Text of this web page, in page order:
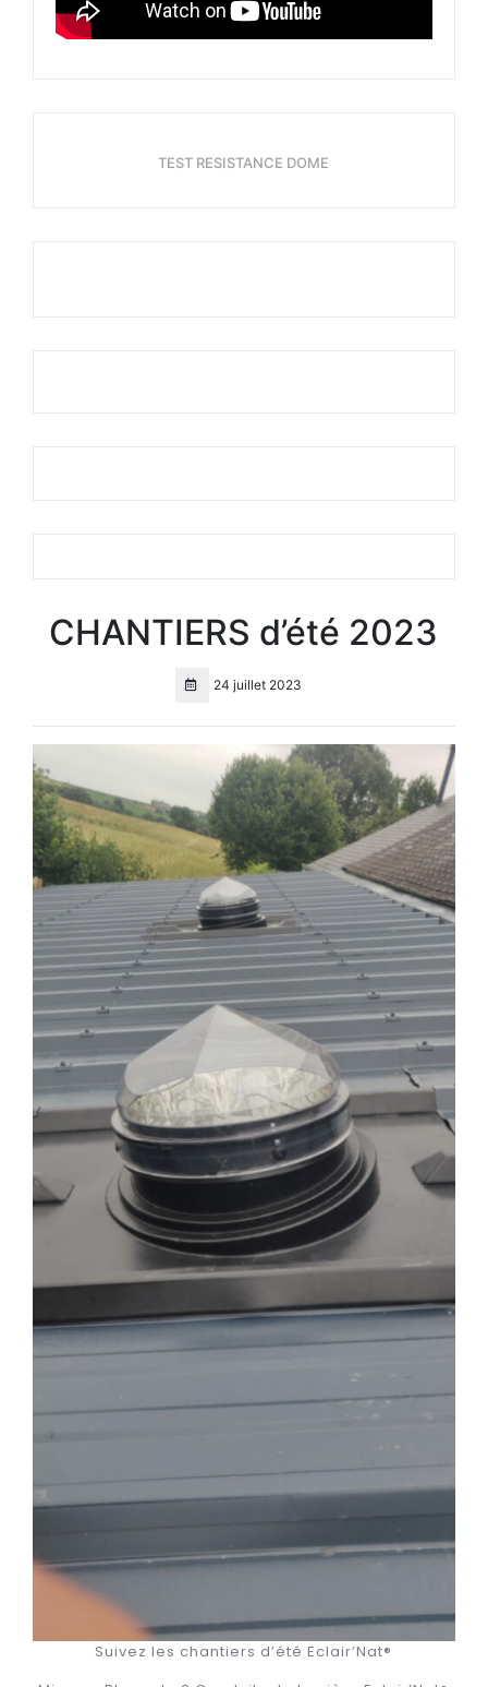
TEST RESISTANCE DOME
CHANTIERS d’été 2023
24 juillet 2023
Suivez les chantiers d’été Eclair’Nat®